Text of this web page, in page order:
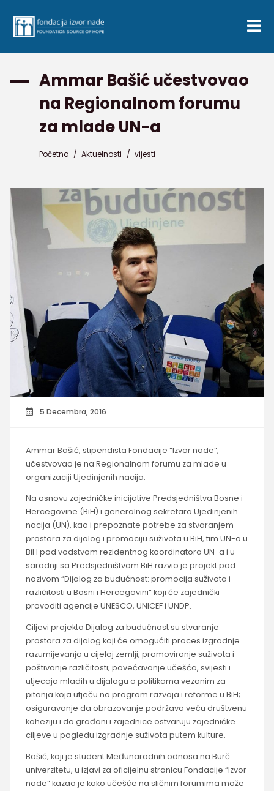
Ammar Bašić učestvovao
na Regionalnom forumu
za mlade UN-a
Početna / Aktuelnosti / vijesti
5 Decembra, 2016
Ammar Bašić, stipendista Fondacije “Izvor nade“,
učestvovao je na Regionalnom forumu za mlade u
organizaciji Ujedinjenih nacija.
Na osnovu zajedničke inicijative Predsjedništva Bosne i
Hercegovine (BiH) i generalnog sekretara Ujedinjenih
nacija (UN), kao i prepoznate potrebe za stvaranjem
prostora za dijalog i promociju suživota u BiH, tim UN-a u
BiH pod vodstvom rezidentnog koordinatora UN-a i u
saradnji sa Predsjedništvom BiH razvio je projekt pod
nazivom “Dijalog za budućnost: promocija suživota i
različitosti u Bosni i Hercegovini“ koji će zajednički
provoditi agencije UNESCO, UNICEF i UNDP.
Ciljevi projekta Dijalog za budućnost su stvaranje
prostora za dijalog koji će omogućiti proces izgradnje
razumijevanja u cijeloj zemlji, promoviranje suživota i
poštivanje različitosti; povećavanje učešća, svijesti i
utjecaja mladih u dijalogu o politikama vezanim za
pitanja koja utječu na program razvoja i reforme u BiH;
osiguravanje da obrazovanje podržava veću društvenu
koheziju i da građani i zajednice ostvaruju zajedničke
ciljeve u pogledu izgradnje suživota putem kulture.
Bašić, koji je student Međunarodnih odnosa na Burč
univerzitetu, u izjavi za oficijelnu stranicu Fondacije “Izvor
nade“ kazao je kako učešće na sličnim forumima može